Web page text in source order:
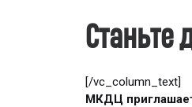
Станьте
[/vc_column_text]
МКДЦ